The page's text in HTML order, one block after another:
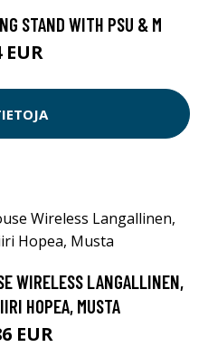
STAND WITH PSU & M
EUR
WIRELESS LANGALLINEN,
HOPEA, MUSTA
EUR